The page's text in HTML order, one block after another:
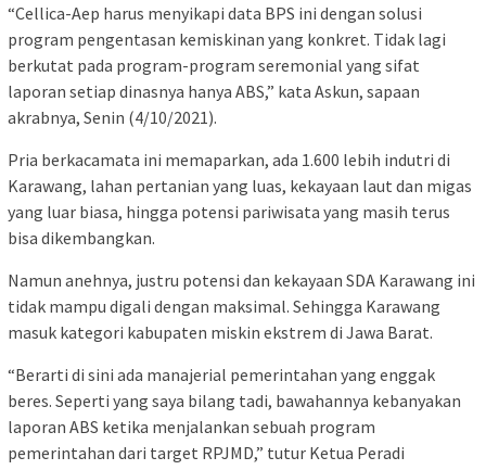
“Cellica-Aep harus menyikapi data BPS ini dengan solusi
program pengentasan kemiskinan yang konkret. Tidak lagi
berkutat pada program-program seremonial yang sifat
laporan setiap dinasnya hanya ABS,” kata Askun, sapaan
akrabnya, Senin (4/10/2021).
Pria berkacamata ini memaparkan, ada 1.600 lebih indutri di
Karawang, lahan pertanian yang luas, kekayaan laut dan migas
yang luar biasa, hingga potensi pariwisata yang masih terus
bisa dikembangkan.
Namun anehnya, justru potensi dan kekayaan SDA Karawang ini
tidak mampu digali dengan maksimal. Sehingga Karawang
masuk kategori kabupaten miskin ekstrem di Jawa Barat.
“Berarti di sini ada manajerial pemerintahan yang enggak
beres. Seperti yang saya bilang tadi, bawahannya kebanyakan
laporan ABS ketika menjalankan sebuah program
pemerintahan dari target RPJMD,” tutur Ketua Peradi